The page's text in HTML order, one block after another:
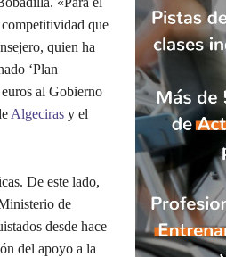
que
quien ha
‘Plan
al Gobierno
Algecirasy el
De este lado,
de
desde hace
del apoyo a la